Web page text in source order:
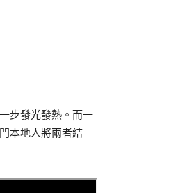
步發光發熱。而一
本地人將兩者結